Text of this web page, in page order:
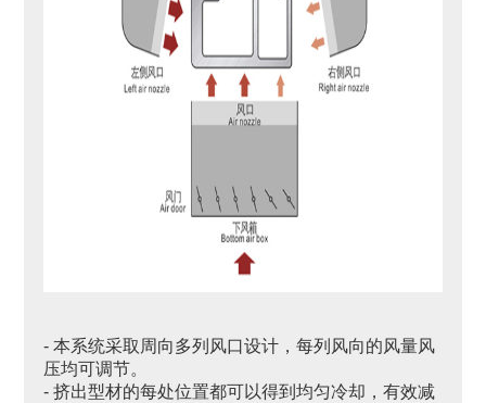
- 本系统采取周向多列风口设计，每列风向的风量风
压均可调节。
- 挤出型材的每处位置都可以得到均匀冷却，有效减